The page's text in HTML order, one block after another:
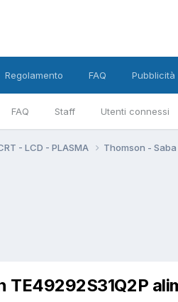
FAQ Staff Utenti connessi
Regolamento FAQ Pubblicità
- LCD - PLASMA Thomson -
TE49292S31Q2P